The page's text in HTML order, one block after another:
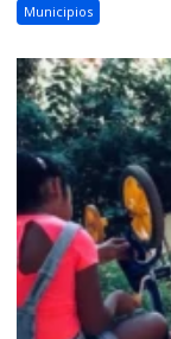
Municipios